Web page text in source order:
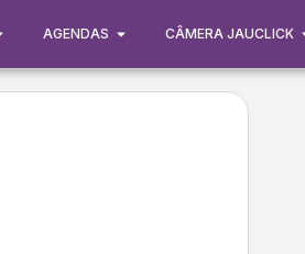
AGENDAS CÂMERA JAUCLICK